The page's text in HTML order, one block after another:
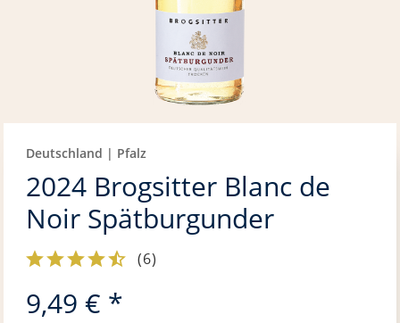
Deutschland | Pfalz
2024 Brogsitter Blanc de
Noir Spätburgunder
(6)
9,49 € *